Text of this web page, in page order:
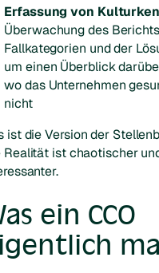
Erfassung von
Überwachung des
Fallkategorien und der
um einen Überblick
wo das Unternehmen
nicht
ist die Version der
Realität ist chaotischer
ein CCO